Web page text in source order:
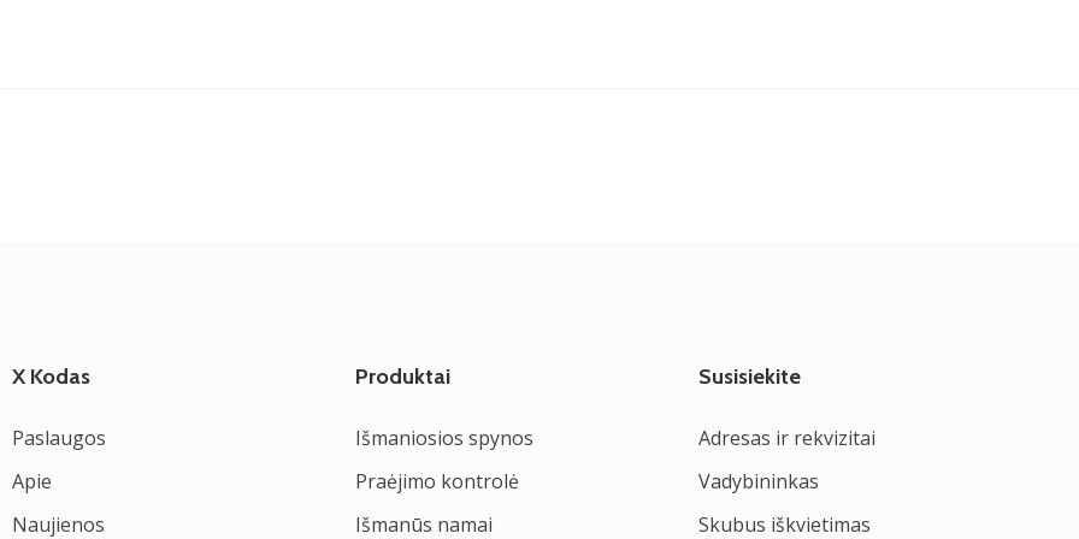
X Kodas
Paslaugos
Apie
Naujienos
Produktai
Išmaniosios spynos
Praėjimo kontrolė
Išmanūs namai
Susisiekite
Adresas ir rekvizitai
Vadybininkas
Skubus iškvietimas